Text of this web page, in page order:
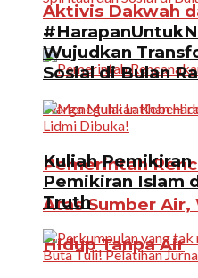
Aktivis Dakwah
Pemerintah
Atas Sumber
Hidup Tanpa Air
Wujudkan
Sosial di Bulan
Kuliah
Pemikiran Islam
Truth